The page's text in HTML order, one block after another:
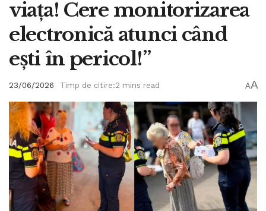
viața! Cere monitorizarea
electronică atunci când
ești în pericol!”
23/06/2026 Timp de citire:2 mins read AA